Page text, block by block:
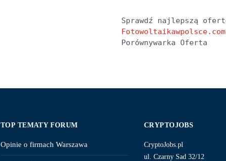
Fotowoltaikawpolsce.com
Porównywarka Oferta
TOP TEMATY FORUM
Opinie o firmach Warszawa
CRYPTOJOBS
CryptoJobs.pl
ul. Czarny Sad 32/12